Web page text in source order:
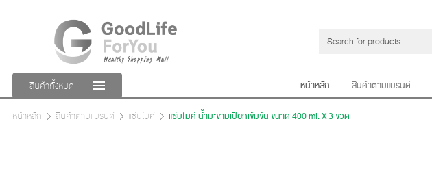
สินค้าทั้งหมด หน้าหลัก สินค้าตามแบรนด์
หน้าหลัก สินค้าตามแบรนด์ แซ่บไมค์ แซ่บไมค์ น้ำมะขามเปียกเข้มข้น ขนาด 400 ml. X 3 ขวด